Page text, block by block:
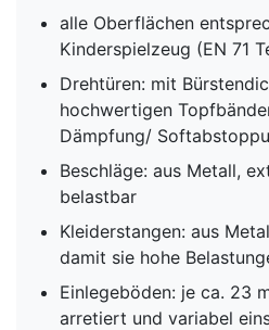
alle Oberflächen
Kinderspielzeug (EN 71
Drehtüren: mit
hochwertigen
Dämpfung/
Beschläge: aus Metall,
belastbar
Kleiderstangen: aus
damit sie hohe
Einlegeböden: je ca. 23
arretiert und variabel